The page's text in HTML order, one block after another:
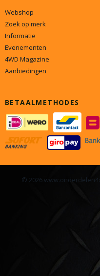
Webshop
Zoek op merk
Informatie
Evenementen
4WD Magazine
Aanbiedingen
BETAALMETHODES
© 2026